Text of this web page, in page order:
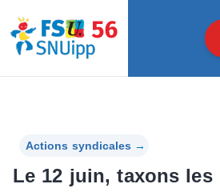
Actions syndicales →
Le 12 juin, taxons les